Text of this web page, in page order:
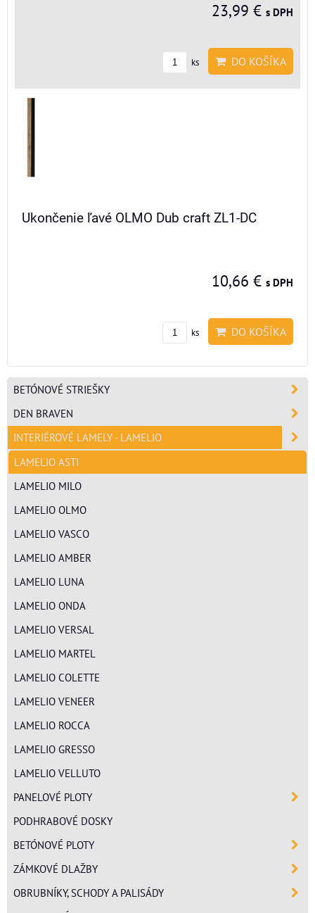
23,99 € s DPH
ks DO KOŠÍKA
Ukončenie ľavé OLMO Dub craft ZL1-DC
10,66 € s DPH
ks DO KOŠÍKA
BETÓNOVÉ STRIEŠKY
DEN BRAVEN
INTERIÉROVÉ LAMELY - LAMELIO
LAMELIO ASTI
LAMELIO MILO
LAMELIO OLMO
LAMELIO VASCO
LAMELIO AMBER
LAMELIO LUNA
LAMELIO ONDA
LAMELIO VERSAL
LAMELIO MARTEL
LAMELIO COLETTE
LAMELIO VENEER
LAMELIO ROCCA
LAMELIO GRESSO
LAMELIO VELLUTO
PANELOVÉ PLOTY
PODHRABOVÉ DOSKY
BETÓNOVÉ PLOTY
ZÁMKOVÉ DLAŽBY
OBRUBNÍKY, SCHODY A PALISÁDY